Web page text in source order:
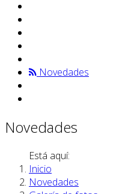
Novedades
Novedades
Está aquí:
Inicio
Novedades